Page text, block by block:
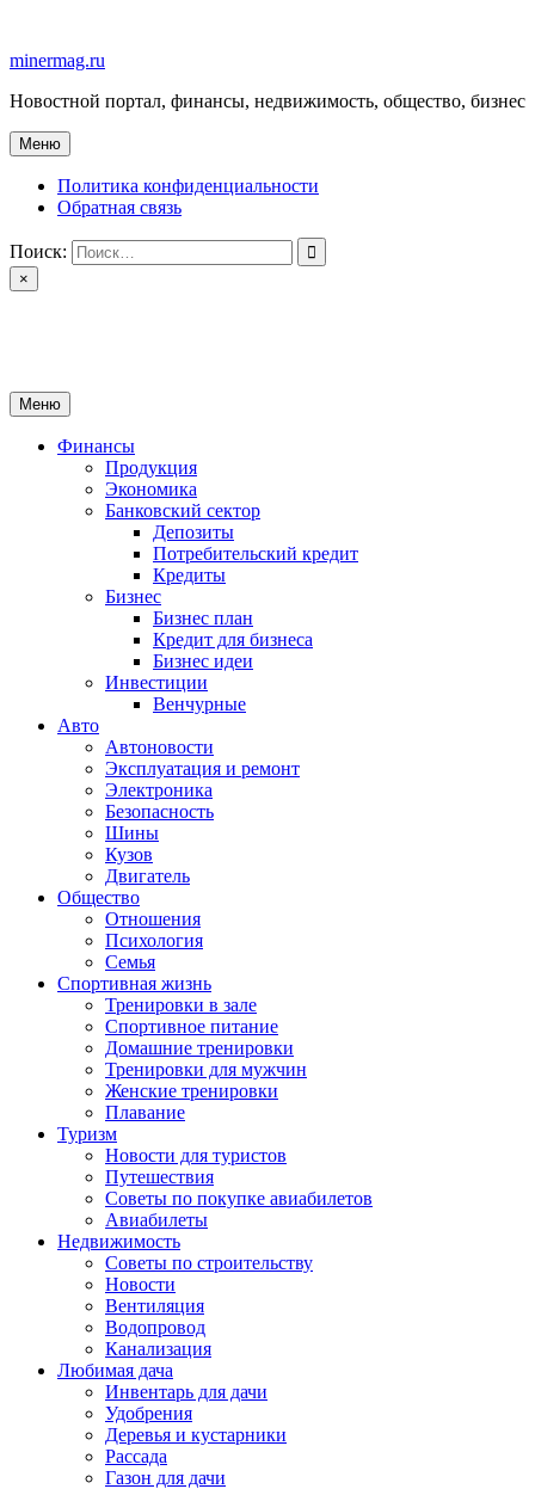
содержимому
minermag.ru
Новостной портал, финансы, недвижимость, общество, бизнес
Меню
Политика конфиденциальности
Обратная связь
Поиск:
×
Меню
Финансы
Продукция
Экономика
Банковский сектор
Депозиты
Потребительский кредит
Кредиты
Бизнес
Бизнес план
Кредит для бизнеса
Бизнес идеи
Инвестиции
Венчурные
Авто
Автоновости
Эксплуатация и ремонт
Электроника
Безопасность
Шины
Кузов
Двигатель
Общество
Отношения
Психология
Семья
Спортивная жизнь
Тренировки в зале
Спортивное питание
Домашние тренировки
Тренировки для мужчин
Женские тренировки
Плавание
Туризм
Новости для туристов
Путешествия
Советы по покупке авиабилетов
Авиабилеты
Недвижимость
Советы по строительству
Новости
Вентиляция
Водопровод
Канализация
Любимая дача
Инвентарь для дачи
Удобрения
Деревья и кустарники
Рассада
Газон для дачи